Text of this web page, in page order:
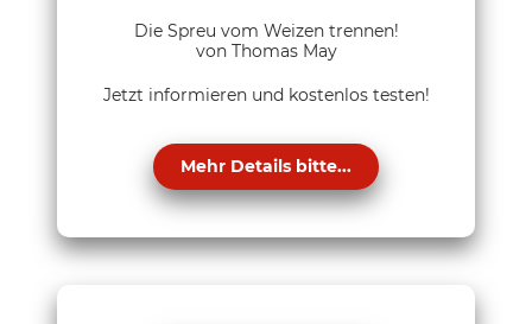
Die Spreu vom Weizen trennen!
von Thomas May
Jetzt informieren und kostenlos testen!
Mehr Details bitte...